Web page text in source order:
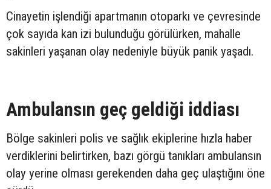
Cinayetin işlendiği apartmanın otoparkı ve çevresinde
çok sayıda kan izi bulunduğu görülürken, mahalle
sakinleri yaşanan olay nedeniyle büyük panik yaşadı.
Ambulansın geç geldiği iddiası
Bölge sakinleri polis ve sağlık ekiplerine hızla haber
verdiklerini belirtirken, bazı görgü tanıkları ambulansın
olay yerine olması gerekenden daha geç ulaştığını öne